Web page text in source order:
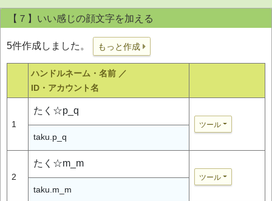
【７】いい感じの顔文字を加える
5件作成しました。 もっと作成
ハンドルネーム・名前 ／
ID・アカウント名
1
たく☆p_q
ツール
taku.p_q
2
たく☆m_m
ツール
taku.m_m